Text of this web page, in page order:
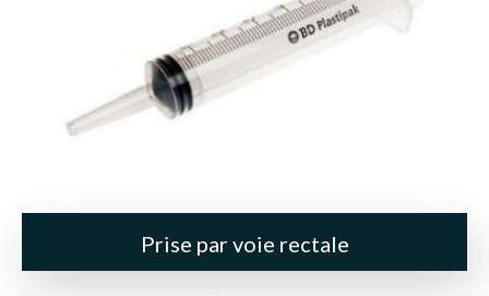
Prise par voie rectale